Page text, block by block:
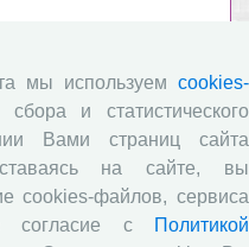
Всероссийский
работ студентов и
мы используем cookies-
и статистического
Вами страниц сайта
на сайте, вы
cookies-файлов, сервиса
согласие с
Политикой